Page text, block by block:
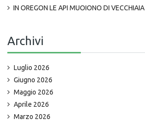
IN OREGON LE API MUOIONO DI VECCHIAIA
Archivi
Luglio 2026
Giugno 2026
Maggio 2026
Aprile 2026
Marzo 2026